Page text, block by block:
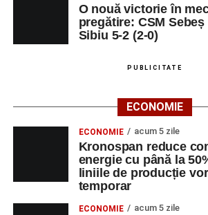
O nouă victorie în
pregătire: CSM
Sibiu 5-2 (2-0)
PUBLICITATE
ECONOMIE
ECONOMIE acum 5 zile
Kronospan reduce
energie cu până la
liniile de producție
temporar
ECONOMIE acum 5 zile